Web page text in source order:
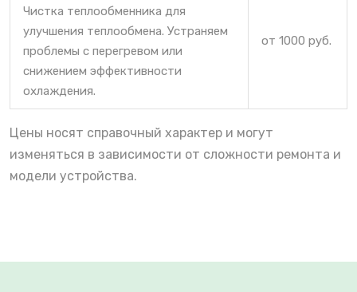
Чистка теплообменника для
улучшения теплообмена. Устраняем
проблемы с перегревом или
снижением эффективности
охлаждения.
от 1000 руб.
Цены носят справочный характер и могут
изменяться в зависимости от сложности ремонта и
модели устройства.